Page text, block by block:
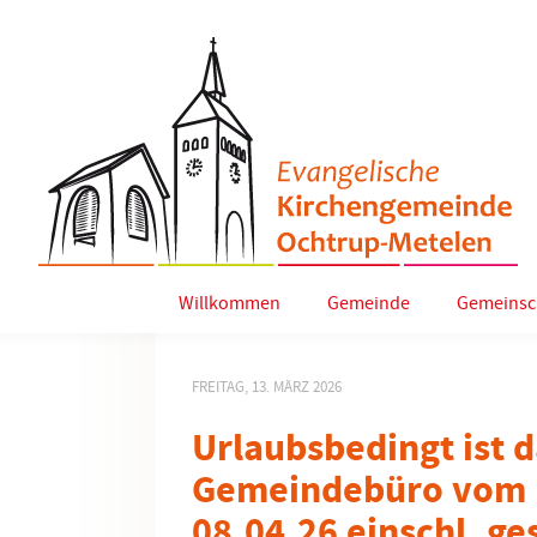
Willkommen Gemeinde
FREITAG, 13. MÄRZ 2026
Urlaubsbedingt ist
Gemeindebüro vom